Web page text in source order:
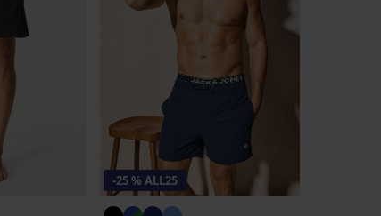
-25 % ALL25